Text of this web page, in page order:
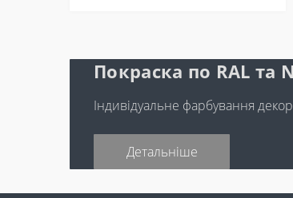
Покраска по RAL та
Індивідуальне фарбування
Детальніше